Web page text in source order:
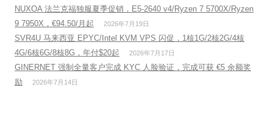
NUXOA 法兰克福独服夏季促销，E5-2640 v4/Ryzen 7 5700X/Ryzen
9 7950X，€94.50/月起
2026年7月19日
SVR4U 马来西亚 EPYC/Intel KVM VPS 闪促，1核1G/2核2G/4核
4G/6核6G/8核8G，年付$20起
2026年7月17日
GINERNET 强制全量客户完成 KYC 人脸验证，完成可获 €5 余额奖
励
2026年7月14日